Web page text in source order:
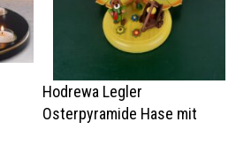
Hodrewa Legler
Osterpyramide Hase mit